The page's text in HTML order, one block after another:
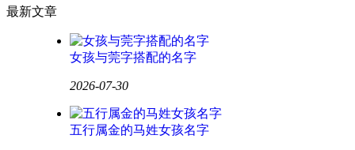
最新文章
女孩与莞字搭配的名字
2026-07-30
五行属金的马姓女孩名字